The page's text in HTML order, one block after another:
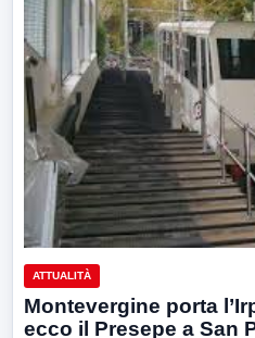
ATTUALITÀ
Montevergine porta
ecco il Presepe a San